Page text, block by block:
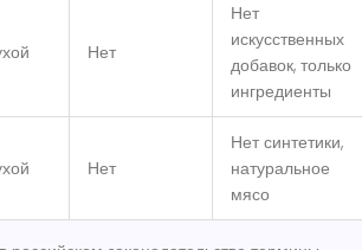
Нет
Нет
искусственных
добавок, только
ингредиенты
Нет
Нет синтетики,
натуральное
мясо